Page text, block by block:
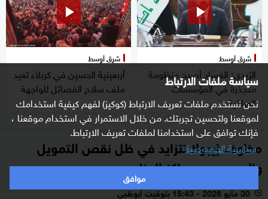
سياسة ملفات الارتباط
نحن نستخدم ملفات تعريف الارتباط (كوكيز) لفهم كيفية استخدامك
لموقعنا ولتحسين تجربتك. من خلال الاستمرار في استخدام موقعنا ،
فإنك توافق على استخدامنا لملفات تعريف الارتباط.
سياسية الخصوصية
موافق
شرق أوسط
الزيدي: الفساد أصبح منظومة
متجذرة في المؤسسات
العراقية
شرق أوسط
أربعينية الحسين في كربلاء تعيد
ملف سلاح الفصائل للواجهة
مخاوف إيبولا تتزايد في ظل نقص التمويل
والهروب من مراكز العزل
l 30 مايو 2026 - 15:43 بتوقيت أبوظبي